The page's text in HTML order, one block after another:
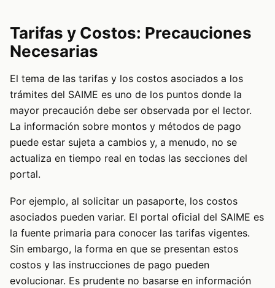
Tarifas y Costos: Precauciones
Necesarias
El tema de las tarifas y los costos asociados a los
trámites del SAIME es uno de los puntos donde la
mayor precaución debe ser observada por el lector.
La información sobre montos y métodos de pago
puede estar sujeta a cambios y, a menudo, no se
actualiza en tiempo real en todas las secciones del
portal.
Por ejemplo, al solicitar un pasaporte, los costos
asociados pueden variar. El portal oficial del SAIME es
la fuente primaria para conocer las tarifas vigentes.
Sin embargo, la forma en que se presentan estos
costos y las instrucciones de pago pueden
evolucionar. Es prudente no basarse en información